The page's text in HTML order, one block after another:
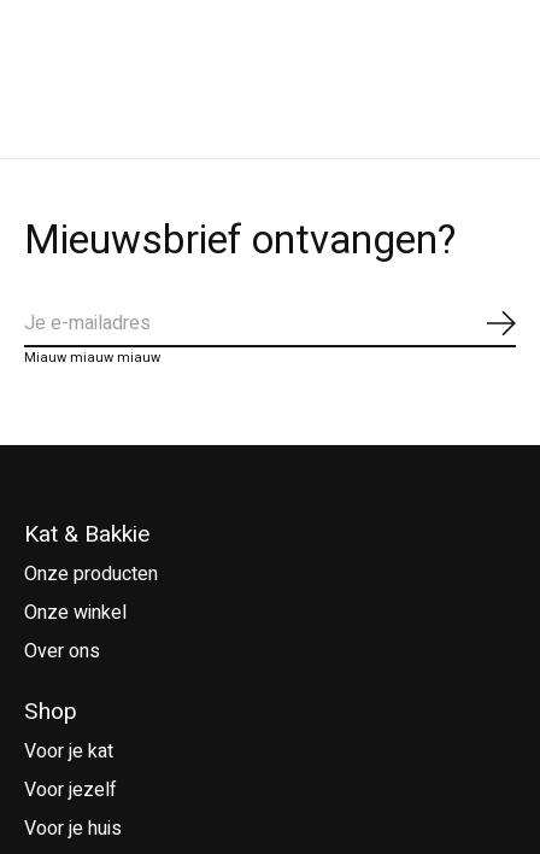
Mieuwsbrief ontvangen?
Miauw miauw miauw
Kat & Bakkie
Onze producten
Onze winkel
Over ons
Shop
Voor je kat
Voor jezelf
Voor je huis